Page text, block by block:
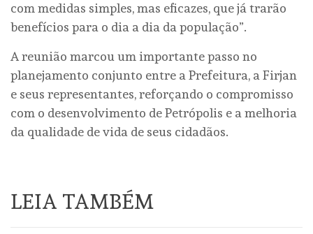
com medidas simples, mas eficazes, que já trarão
benefícios para o dia a dia da população”.
A reunião marcou um importante passo no
planejamento conjunto entre a Prefeitura, a Firjan
e seus representantes, reforçando o compromisso
com o desenvolvimento de Petrópolis e a melhoria
da qualidade de vida de seus cidadãos.
LEIA TAMBÉM